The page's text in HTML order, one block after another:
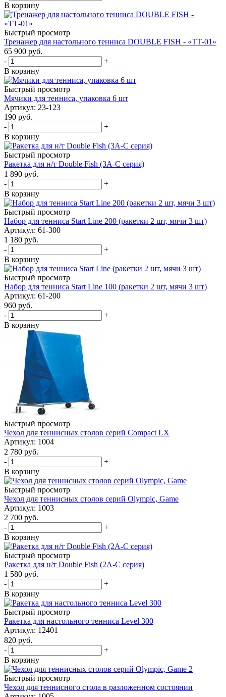
В корзину
Быстрый просмотр
Тренажер для настольного тенниса DOUBLE FISH - «ТТ-01»
65 900 руб.
-
+
В корзину
Быстрый просмотр
Мячики для тенниса, упаковка 6 шт
Артикул: 23-123
190 руб.
-
+
В корзину
Быстрый просмотр
Ракетка для н/т Double Fish (3А-С серия)
1 890 руб.
-
+
В корзину
Быстрый просмотр
Набор для тенниса Start Line 200 (ракетки 2 шт, мячи 3 шт)
Артикул: 61-300
1 180 руб.
-
+
В корзину
Быстрый просмотр
Набор для тенниса Start Line 100 (ракетки 2 шт, мячи 3 шт)
Артикул: 61-200
960 руб.
-
+
В корзину
Быстрый просмотр
Чехол для теннисных столов серий Compact LX
Артикул: 1004
2 780 руб.
-
+
В корзину
Быстрый просмотр
Чехол для теннисных столов серий Olympic, Game
Артикул: 1003
2 700 руб.
-
+
В корзину
Быстрый просмотр
Ракетка для н/т Double Fish (2А-С серия)
1 580 руб.
-
+
В корзину
Быстрый просмотр
Ракетка для настольного тенниса Level 300
Артикул: 12401
820 руб.
-
+
В корзину
Быстрый просмотр
Чехол для теннисного стола в разложенном состоянии